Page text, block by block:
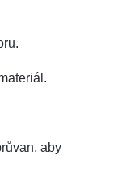
aby